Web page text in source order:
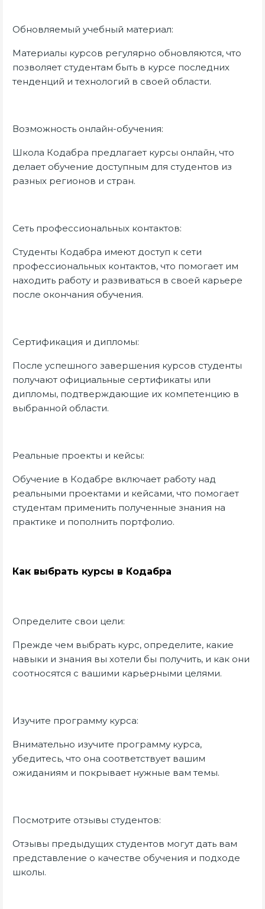
Обновляемый учебный материал:
Материалы курсов регулярно обновляются, что
позволяет студентам быть в курсе последних
тенденций и технологий в своей области.
Возможность онлайн-обучения:
Школа Кодабра предлагает курсы онлайн, что
делает обучение доступным для студентов из
разных регионов и стран.
Сеть профессиональных контактов:
Студенты Кодабра имеют доступ к сети
профессиональных контактов, что помогает им
находить работу и развиваться в своей карьере
после окончания обучения.
Сертификация и дипломы:
После успешного завершения курсов студенты
получают официальные сертификаты или
дипломы, подтверждающие их компетенцию в
выбранной области.
Реальные проекты и кейсы:
Обучение в Кодабре включает работу над
реальными проектами и кейсами, что помогает
студентам применить полученные знания на
практике и пополнить портфолио.
Как выбрать курсы в Кодабра
Определите свои цели:
Прежде чем выбрать курс, определите, какие
навыки и знания вы хотели бы получить, и как они
соотносятся с вашими карьерными целями.
Изучите программу курса:
Внимательно изучите программу курса,
убедитесь, что она соответствует вашим
ожиданиям и покрывает нужные вам темы.
Посмотрите отзывы студентов:
Отзывы предыдущих студентов могут дать вам
представление о качестве обучения и подходе
школы.